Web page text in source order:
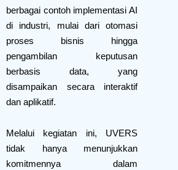
berbagai contoh implementasi AI
di industri, mulai dari otomasi
proses bisnis hingga
pengambilan keputusan
berbasis data, yang
disampaikan secara interaktif
dan aplikatif.
Melalui kegiatan ini, UVERS
tidak hanya menunjukkan
komitmennya dalam